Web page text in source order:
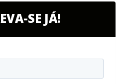
SE JÁ!